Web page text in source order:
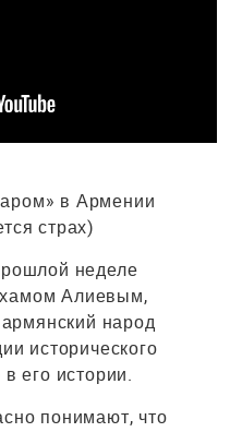
в Армении
страх)
неделе
Алиевым,
народ
исторического
его истории.
понимают, что